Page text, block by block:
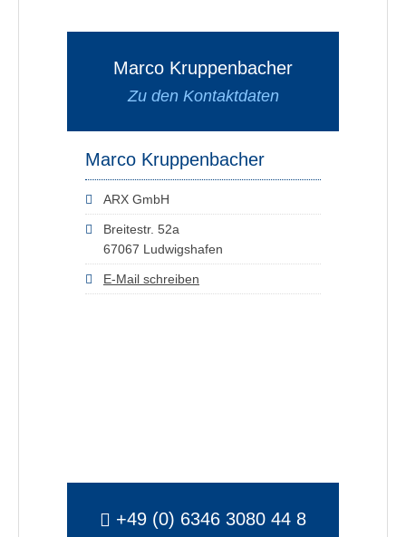
Marco Kruppenbacher
Zu den Kontaktdaten
Marco Kruppenbacher
ARX GmbH
Breitestr. 52a
67067 Ludwigshafen
E-Mail schreiben
+49 (0) 6346 3080 44 8